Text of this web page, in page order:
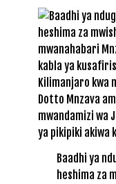
Baadhi ya
heshima za